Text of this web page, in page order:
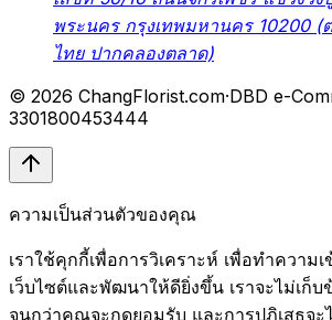
พระนคร กรุงเทพมหานคร 10200 (
ไทย ปากคลองตลาด)
© 2026 ChangFlorist.com·DBD e-
3301800453444
ความเป็นส่วนตัวของคุณ
เราใช้คุกกี้เพื่อการวิเคราะห์ เพื่อทำความ
เว็บไซต์และพัฒนาให้ดียิ่งขึ้น เราจะไม่เก็
จนกว่าคุณจะกดยอมรับ และการปฏิเสธจะ